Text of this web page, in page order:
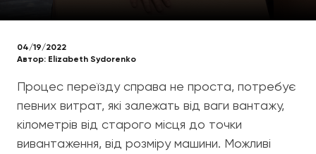
04/19/2022
Автор: Elizabeth Sydorenko
Процес переїзду справа не проста, потребує
певних витрат, які залежать від ваги вантажу,
кілометрів від старого місця до точки
вивантаження, від розміру машини. Можливі